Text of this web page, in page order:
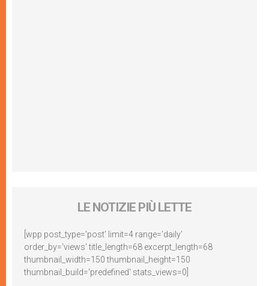
LE NOTIZIE PIÙ LETTE
[wpp post_type='post' limit=4 range='daily'
order_by='views' title_length=68 excerpt_length=68
thumbnail_width=150 thumbnail_height=150
thumbnail_build='predefined' stats_views=0]